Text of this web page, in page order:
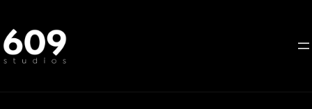
innehåll